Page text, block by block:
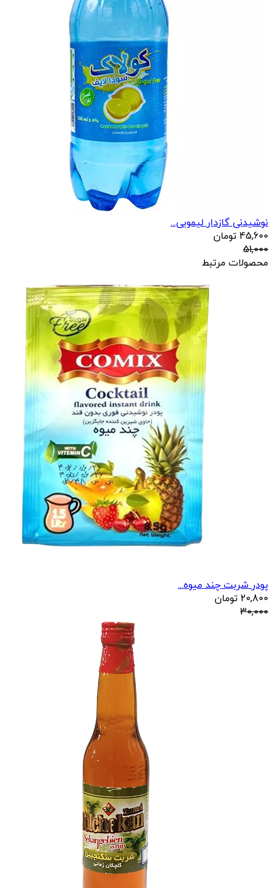
نوشیدنی گازدار لیمویی...
45,600 تومان
51,000
محصولات مرتبط
پودر شربت چند میوه...
20,800 تومان
30,000